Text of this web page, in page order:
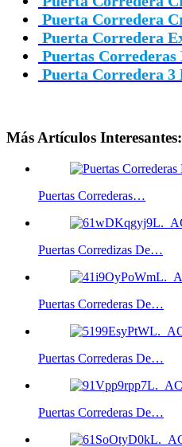
Puerta Corredera
Puerta Corredera
Puertas
Puerta Corredera 3
Más Artículos Interesantes:
Puertas Correderas…
Puertas Corredizas De…
Puertas Correderas De…
Puertas Correderas De…
Puertas Correderas De…